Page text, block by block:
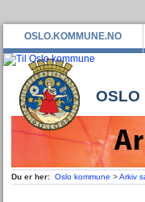
OSLO.KOMMUNE.NO
OSLO
Du er her: Oslo kommune >Arkiv